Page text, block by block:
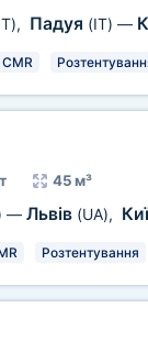
, Падуя (IT) —
CMR
45 м³
— Львів (UA),
Розтентування